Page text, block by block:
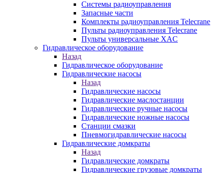
Системы радиоуправления
Запасные части
Комплекты радиоуправления Telecrane
Пульты радиоуправления Telecrane
Пульты универсальные XAC
Гидравлическое оборудование
Назад
Гидравлическое оборудование
Гидравлические насосы
Назад
Гидравлические насосы
Гидравлические маслостанции
Гидравлические ручные насосы
Гидравлические ножные насосы
Станции смазки
Пневмогидравлические насосы
Гидравлические домкраты
Назад
Гидравлические домкраты
Гидравлические грузовые домкраты